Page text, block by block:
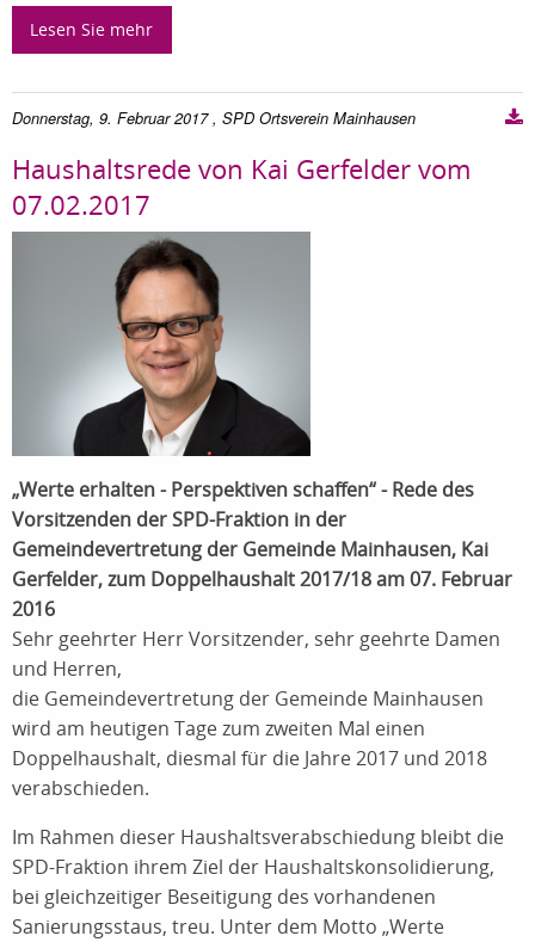
Lesen Sie mehr
Donnerstag, 9. Februar 2017 , SPD Ortsverein Mainhausen
Haushaltsrede von Kai Gerfelder vom
07.02.2017
„Werte erhalten - Perspektiven schaffen“ - Rede des
Vorsitzenden der SPD-Fraktion in der
Gemeindevertretung der Gemeinde Mainhausen, Kai
Gerfelder, zum Doppelhaushalt 2017/18 am 07. Februar
2016
Sehr geehrter Herr Vorsitzender, sehr geehrte Damen
und Herren,
die Gemeindevertretung der Gemeinde Mainhausen
wird am heutigen Tage zum zweiten Mal einen
Doppelhaushalt, diesmal für die Jahre 2017 und 2018
verabschieden.
Im Rahmen dieser Haushaltsverabschiedung bleibt die
SPD-Fraktion ihrem Ziel der Haushaltskonsolidierung,
bei gleichzeitiger Beseitigung des vorhandenen
Sanierungsstaus, treu. Unter dem Motto „Werte